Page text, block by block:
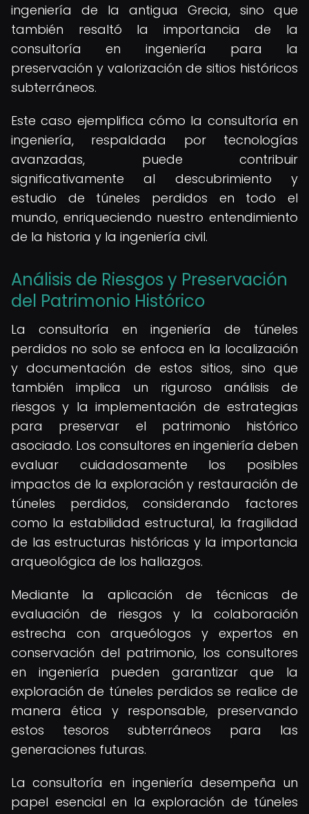
ingeniería de la antigua Grecia, sino que
también resaltó la importancia de la
consultoría en ingeniería para la
preservación y valorización de sitios históricos
subterráneos.
Este caso ejemplifica cómo la consultoría en
ingeniería, respaldada por tecnologías
avanzadas, puede contribuir
significativamente al descubrimiento y
estudio de túneles perdidos en todo el
mundo, enriqueciendo nuestro entendimiento
de la historia y la ingeniería civil.
Análisis de Riesgos y Preservación
del Patrimonio Histórico
La consultoría en ingeniería de túneles
perdidos no solo se enfoca en la localización
y documentación de estos sitios, sino que
también implica un riguroso análisis de
riesgos y la implementación de estrategias
para preservar el patrimonio histórico
asociado. Los consultores en ingeniería deben
evaluar cuidadosamente los posibles
impactos de la exploración y restauración de
túneles perdidos, considerando factores
como la estabilidad estructural, la fragilidad
de las estructuras históricas y la importancia
arqueológica de los hallazgos.
Mediante la aplicación de técnicas de
evaluación de riesgos y la colaboración
estrecha con arqueólogos y expertos en
conservación del patrimonio, los consultores
en ingeniería pueden garantizar que la
exploración de túneles perdidos se realice de
manera ética y responsable, preservando
estos tesoros subterráneos para las
generaciones futuras.
La consultoría en ingeniería desempeña un
papel esencial en la exploración de túneles